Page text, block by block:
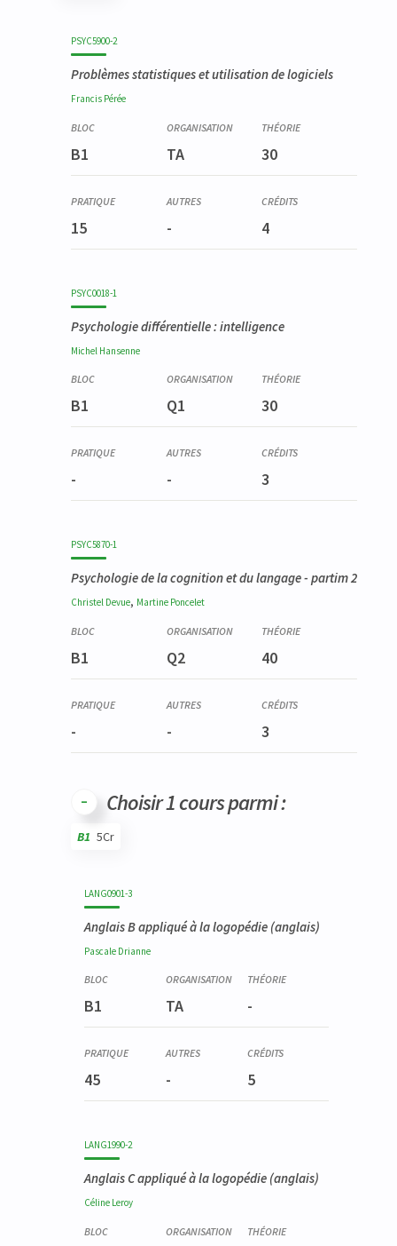
PSYC5900-2
Problèmes statistiques et utilisation de logiciels
Francis Pérée
B1 TA 30
15 - 4
PSYC0018-1
Psychologie différentielle : intelligence
Michel Hansenne
B1 Q1 30
- - 3
PSYC5870-1
Psychologie de la cognition et du langage - partim 2
Christel Devue, Martine Poncelet
B1 Q2 40
- - 3
Choisir 1 cours parmi :
B1 5Cr
LANG0901-3
Anglais B appliqué à la logopédie (anglais)
Pascale Drianne
B1 TA -
45 - 5
LANG1990-2
Anglais C appliqué à la logopédie (anglais)
Céline Leroy